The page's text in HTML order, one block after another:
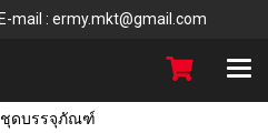
: ermy.mkt@gmail.com
ชุดบรรจุภัณฑ์